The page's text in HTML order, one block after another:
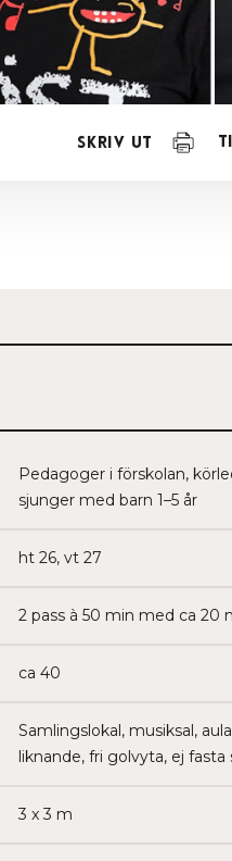
Skriv ut
Pedagoger i förskolan,
sjunger med barn 1–5 år
ht 26, vt 27
2 pass à 50 min med ca 20
ca 40
Samlingslokal, musiksal,
liknande, fri golvyta, ej fasta
3 x 3 m